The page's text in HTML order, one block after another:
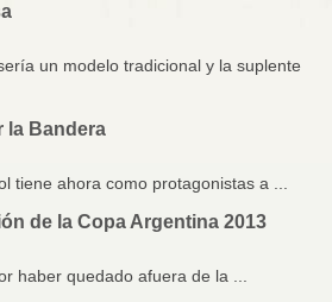
un modelo tradicional y la suplente
la Bandera
tiene ahora como protagonistas a ...
de la Copa Argentina 2013
haber quedado afuera de la ...